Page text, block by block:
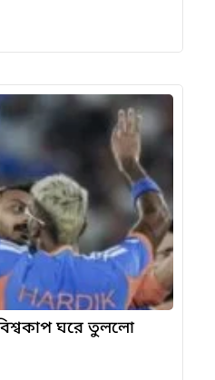
ঘরে তুললো